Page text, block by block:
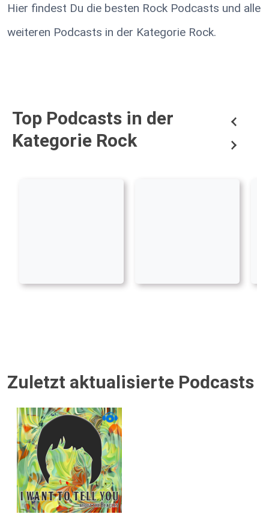
Hier findest Du die besten Rock Podcasts und alle
weiteren Podcasts in der Kategorie Rock.
Top Podcasts in der
Kategorie Rock
Zuletzt aktualisierte Podcasts